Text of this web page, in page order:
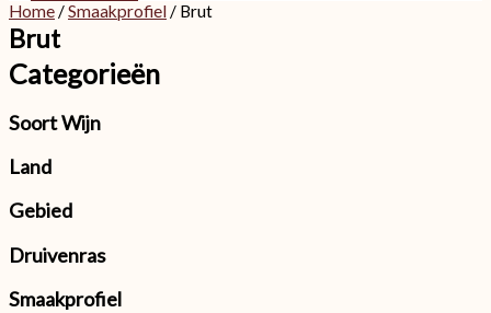
Home/Smaakprofiel/ Brut
Brut
Categorieën
Soort Wijn
Land
Gebied
Druivenras
Smaakprofiel